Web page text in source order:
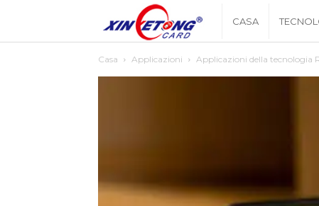
Xingyetongblog
CASA
Casa Applicazioni Applicazioni della tecnologia